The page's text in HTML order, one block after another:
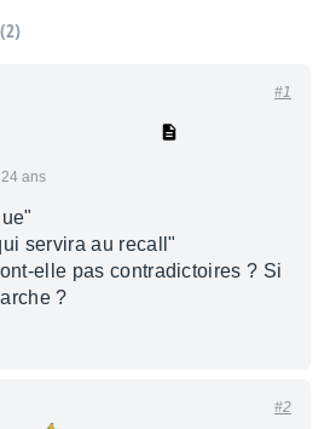
(2)
ans
#1
servira au recall"
elle pas contradictoires ? Si
?
#2